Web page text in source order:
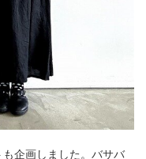
企画しました。バサバ